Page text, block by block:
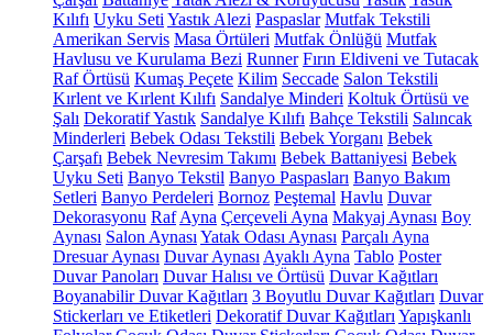
Kılıfı Uyku Seti Yastık Alezi Paspaslar Mutfak Tekstili
Amerikan Servis Masa Örtüleri Mutfak Önlüğü Mutfak
Havlusu ve Kurulama Bezi Runner Fırın Eldiveni ve Tutacak
Raf Örtüsü Kumaş Peçete Kilim Seccade Salon Tekstili
Kırlent ve Kırlent Kılıfı Sandalye Minderi Koltuk Örtüsü ve
Şalı Dekoratif Yastık Sandalye Kılıfı Bahçe Tekstili Salıncak
Minderleri Bebek Odası Tekstili Bebek Yorganı Bebek
Çarşafı Bebek Nevresim Takımı Bebek Battaniyesi Bebek
Uyku Seti Banyo Tekstil Banyo Paspasları Banyo Bakım
Setleri Banyo Perdeleri Bornoz Peştemal Havlu Duvar
Dekorasyonu Raf Ayna Çerçeveli Ayna Makyaj Aynası Boy
Aynası Salon Aynası Yatak Odası Aynası Parçalı Ayna
Dresuar Aynası Duvar Aynası Ayaklı Ayna Tablo Poster
Duvar Panoları Duvar Halısı ve Örtüsü Duvar Kağıtları
Boyanabilir Duvar Kağıtları 3 Boyutlu Duvar Kağıtları Duvar
Stickerları ve Etiketleri Dekoratif Duvar Kağıtları Yapışkanlı